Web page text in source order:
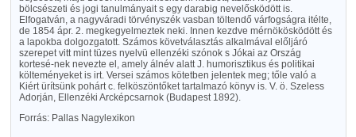
bölcsészeti és jogi tanulmányait s egy darabig nevelősködött is.
Elfogatván, a nagyváradi törvényszék vasban töltendő várfogságra itélte,
de 1854 ápr. 2. megkegyelmeztek neki. Innen kezdve mérnökösködött és
a lapokba dolgozgatott. Számos követválasztás alkalmával előljáró
szerepet vitt mint tüzes nyelvü ellenzéki szónok s Jókai az Ország
kortesé-nek nevezte el, amely álnév alatt J. humorisztikus és politikai
költeményeket is irt. Versei számos kötetben jelentek meg; tőle való a
Kiért ürítsünk pohárt c. felköszöntőket tartalmazó könyv is. V. ö. Szeless
Adorján, Ellenzéki Arcképcsarnok (Budapest 1892).
Forrás: Pallas Nagylexikon